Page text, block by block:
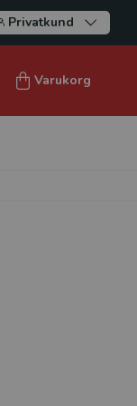
Privatkund
Varukorg